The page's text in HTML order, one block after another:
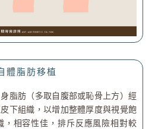
體脂肪移植
脂肪（多取自腹部或恥骨上方）經
下組織，以增加整體厚度與視覺飽
，相容性佳，排斥反應風險相對較